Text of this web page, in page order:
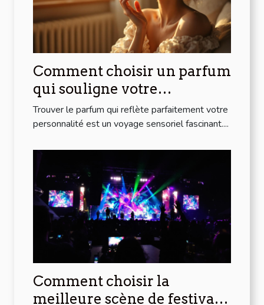
Comment choisir un parfum
qui souligne votre
personnalité?
Trouver le parfum qui reflète parfaitement votre
personnalité est un voyage sensoriel fascinant....
Comment choisir la
meilleure scène de festival